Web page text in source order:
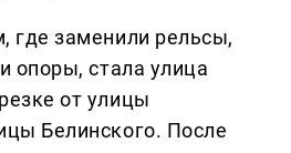
где заменили рельсы,
опоры, стала улица
от улицы
Белинского. После